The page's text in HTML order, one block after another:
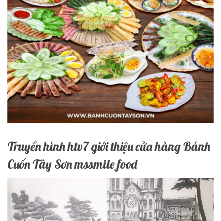
Truyền hình htv7 giới thiệu cửa hàng Bánh
Cuốn Tây Sơn mssmile food